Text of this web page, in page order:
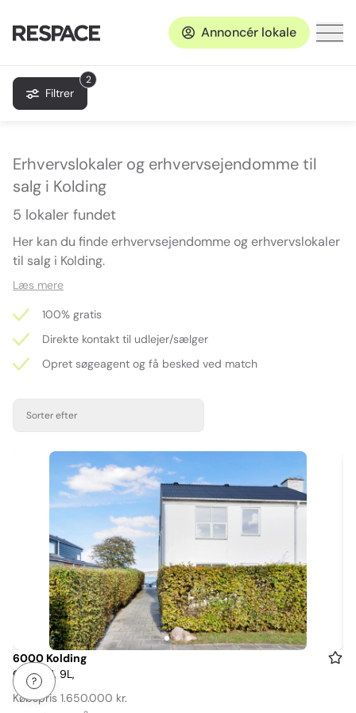
Annoncér lokale
2
Filtrer
Erhvervslokaler og erhvervsejendomme til
salg i Kolding
5 lokaler fundet
Her kan du finde erhvervsejendomme og erhvervslokaler
til salg i Kolding.
Læs mere
100% gratis
Direkte kontakt til udlejer/sælger
Opret søgeagent og få besked ved match
Sorter efter
Item
1
of
6000 Kolding
Gl. Tved, 9L,
Købspris 1.650.000 kr.